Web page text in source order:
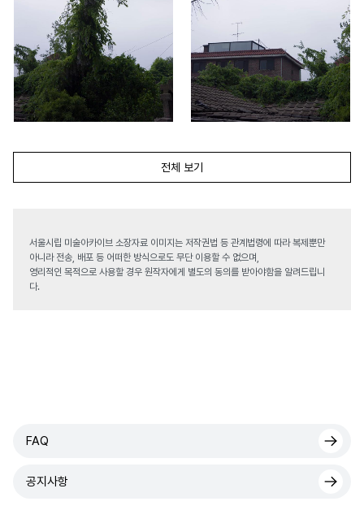
전체 보기
서울시립 미술아카이브 소장자료 이미지는 저작권법 등 관계법령에 따라 복제뿐만
아니라 전송, 배포 등 어떠한 방식으로도 무단 이용할 수 없으며,
영리적인 목적으로 사용할 경우 원작자에게 별도의 동의를 받아야함을 알려드립니
다.
FAQ
공지사항